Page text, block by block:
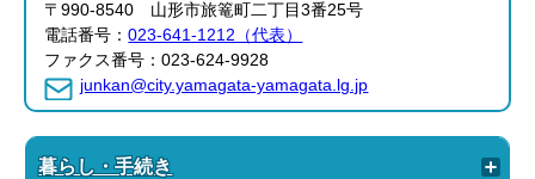
〒990-8540 山形市旅篭町二丁目3番25号
電話番号：023-641-1212（代表）
ファクス番号：023-624-9928
junkan@city.yamagata-yamagata.lg.jp
暮らし・手続き